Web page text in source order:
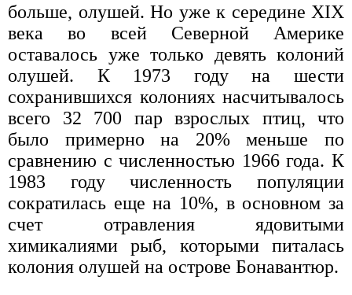
больше, олушей. Но уже к середине XIX
века во всей Северной Америке
оставалось уже только девять колоний
олушей. К 1973 году на шести
сохранившихся колониях насчитывалось
всего 32 700 пар взрослых птиц, что
было примерно на 20% меньше по
сравнению с численностью 1966 года. К
1983 году численность популяции
сократилась еще на 10%, в основном за
счет отравления ядовитыми
химикалиями рыб, которыми питалась
колония олушей на острове Бонавантюр.